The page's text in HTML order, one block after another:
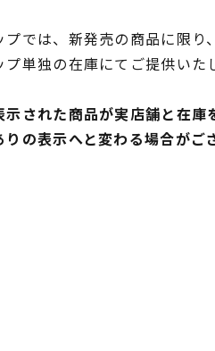
では、新発売の商品に限り
単独の在庫にてご提供いた
された商品が実店舗と在庫
の表示へと変わる場合がご